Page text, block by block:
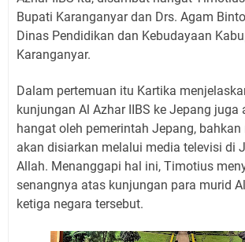
Bupati Karanganyar dan Drs. Agam
Dinas Pendidikan dan Kebudayaan
Karanganyar.
Dalam pertemuan itu Kartika
kunjungan Al Azhar IIBS ke Jepang
hangat oleh pemerintah Jepang, bahkan
akan disiarkan melalui media televisi di
Allah. Menanggapi hal ini, Timotius
senangnya atas kunjungan para murid
ketiga negara tersebut.